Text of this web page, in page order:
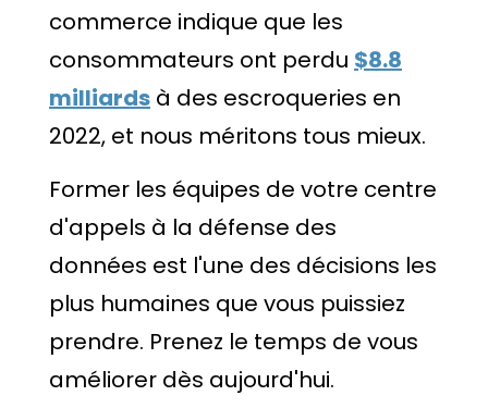
commerce indique que les
consommateurs ont perdu $8.8
milliards à des escroqueries en
2022, et nous méritons tous mieux.
Former les équipes de votre centre
d'appels à la défense des
données est l'une des décisions les
plus humaines que vous puissiez
prendre. Prenez le temps de vous
améliorer dès aujourd'hui.